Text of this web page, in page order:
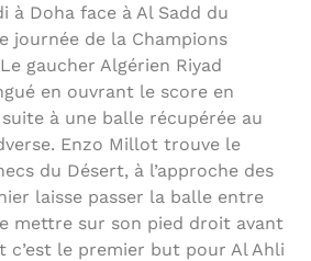
à Doha face à Al Sadd du
journée de la Champions
gaucher Algérien Riyad
en ouvrant le score en
à une balle récupérée au
Enzo Millot trouve le
du Désert, à l’approche des
laisse passer la balle entre
mettre sur son pied droit avant
c’est le premier but pour Al Ahli